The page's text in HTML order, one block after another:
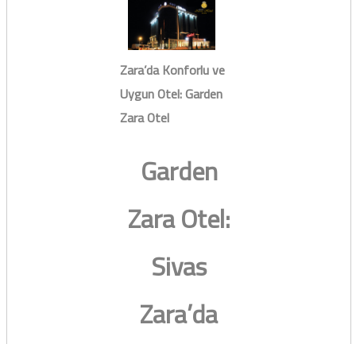
Zara’da Konforlu ve
Uygun Otel: Garden
Zara Otel
Garden
Zara Otel:
Sivas
Zara’da